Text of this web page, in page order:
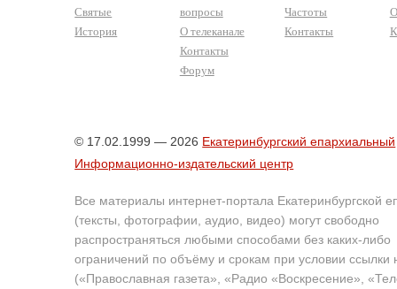
Святые
История
вопросы
О телеканале
Контакты
Форум
Частоты
Контакты
© 17.02.1999 — 2026 Екатеринбургский епархиальный
Информационно-издательский центр
Все материалы интернет-портала Екатеринбургской
(тексты, фотографии, аудио, видео) могут свободно
распространяться любыми способами без каких-либо
ограничений по объёму и срокам при условии ссылки
(«Православная газета», «Радио «Воскресение»,